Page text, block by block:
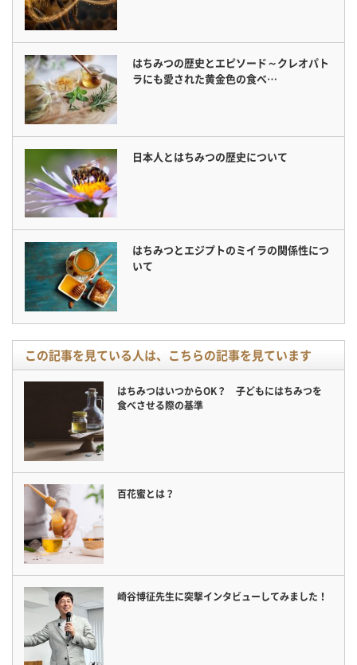
はちみつの歴史とエピソード～クレオパト
ラにも愛された黄金色の食べ…
日本人とはちみつの歴史について
はちみつとエジプトのミイラの関係性につ
いて
この記事を見ている人は、こちらの記事を見ています
はちみつはいつからOK？ 子どもにはちみつを
食べさせる際の基準
百花蜜とは？
崎谷博征先生に突撃インタビューしてみました！